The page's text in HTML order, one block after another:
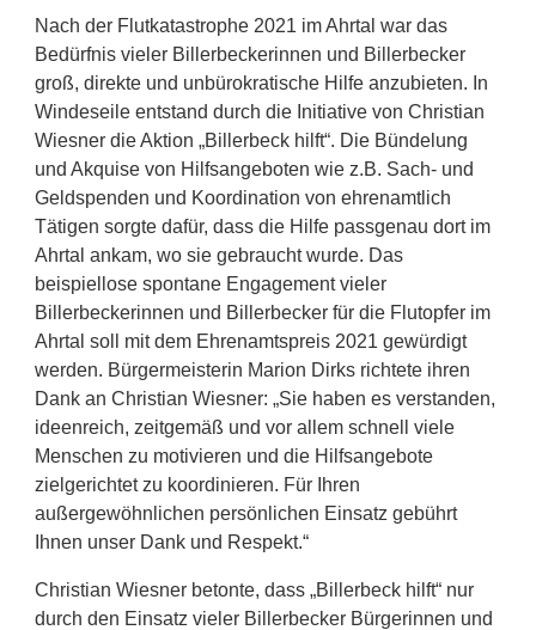
Nach der Flutkatastrophe 2021 im Ahrtal war das
Bedürfnis vieler Billerbeckerinnen und Billerbecker
groß, direkte und unbürokratische Hilfe anzubieten. In
Windeseile entstand durch die Initiative von Christian
Wiesner die Aktion „Billerbeck hilft“. Die Bündelung
und Akquise von Hilfsangeboten wie z.B. Sach- und
Geldspenden und Koordination von ehrenamtlich
Tätigen sorgte dafür, dass die Hilfe passgenau dort im
Ahrtal ankam, wo sie gebraucht wurde. Das
beispiellose spontane Engagement vieler
Billerbeckerinnen und Billerbecker für die Flutopfer im
Ahrtal soll mit dem Ehrenamtspreis 2021 gewürdigt
werden. Bürgermeisterin Marion Dirks richtete ihren
Dank an Christian Wiesner: „Sie haben es verstanden,
ideenreich, zeitgemäß und vor allem schnell viele
Menschen zu motivieren und die Hilfsangebote
zielgerichtet zu koordinieren. Für Ihren
außergewöhnlichen persönlichen Einsatz gebührt
Ihnen unser Dank und Respekt.“
Christian Wiesner betonte, dass „Billerbeck hilft“ nur
durch den Einsatz vieler Billerbecker Bürgerinnen und